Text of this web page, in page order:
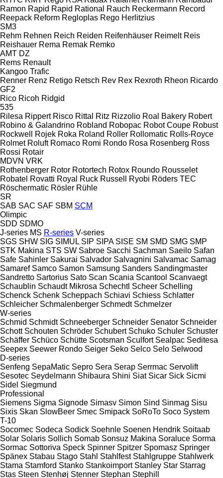
Ramon Rapid Rapid Rational Rauch Reckermann Record
Reepack Reform Regloplas Rego Herlitzius
SM3
Rehm Rehnen Reich Reiden Reifenhäuser Reimelt Reis
Reishauer Rema Remak Remko
AMT DZ
Rems Renault
Kangoo Trafic
Renner Renz Retigo Retsch Rev Rex Rexroth Rheon Ricardo
GF2
Rico Ricoh Ridgid
535
Rilesa Rippert Risco Rittal Ritz Rizzolio Roal Bakery Robert
Robino & Galandrino Robland Robopac Robot Coupe Robust
Rockwell
Rojek Roka Roland Roller Rollomatic Rolls-Royce
Rolmet Roluft Romaco Romi Rondo Rosa Rosenberg Ross
Rossi Rotair
MDVN VRK
Rothenberger Rotor Rotortech Rotox Roundo Rousselet
Robatel Rovatti Royal Ruck Russell Ryobi Röders TEC
Röschermatic Rösler Rühle
SR
SAB SAC SAF SBM SCM
Olimpic
SDD SDMO
J-series MS R-series V-series
SGS SHW SIG SIMUL SIP SIPA SISE SM SMD SMG SMP
STK Makina STS SW Sabroe Sacchi Sachman Saeilo Safan
Safe Sahinler Sakurai Salvador Salvagnini Salvamac Samag
Samaref Samco Samon Samsung Sanders Sandingmaster
Sandretto Sartorius Sato Scan Scania Scantool Scanvaegt
Schaublin Schaudt Mikrosa Schechtl Scheer Schelling
Schenck Schenk Scheppach Schiavi Schiess Schlatter
Schleicher Schmalenberger Schmedt Schmelzer
W-series
Schmid Schmidt Schneeberger Schneider Senator Schneider
Schott Schouten Schröder Schubert Schuko Schuler Schuster
Schäffer Schüco Schütte Scotsman Sculfort Sealpac Seditesa
Seepex Seewer Rondo Seiger Seko Selco Selo Selwood
D-series
Senfeng SepaMatic Sepro Sera Serap Serrmac Servolift
Sesotec Seydelmann Shibaura Shini Siat Sicar Sick Sicmi
Sidel Siegmund
Professional
Siemens Sigma Signode Simasv Simon Sind Sinmag Sisu
Sixis Skan SlowBeer Smec Smipack SoRoTo Soco System
T-10
Socomec Sodeca Sodick Soehnle Soenen Hendrik Soitaab
Solar Solaris Sollich Somab Sonsuz Makina Soraluce Sorma
Sormac Sottoriva Speck Spinner Spitzer Spomasz Springer
Spänex Stabau Stago Stahl Stahlfest Stahlgruppe Stahlwerk
Stama Stamford Stanko Stankoimport Stanley Star Starrag
Stas Steen Stenhøj Stenner Stephan Stephill